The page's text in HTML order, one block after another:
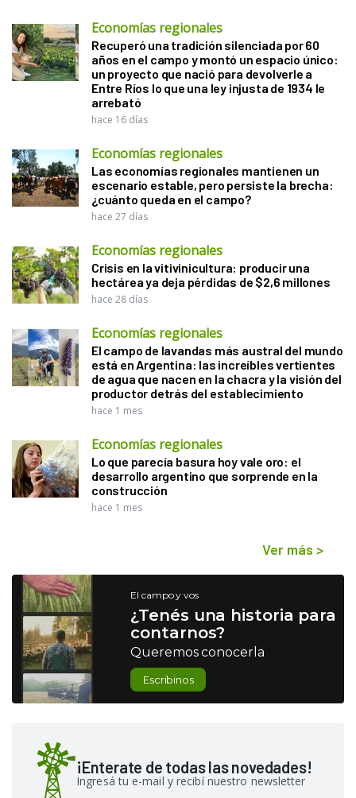
Economías regionales
Recuperó una tradición silenciada por 60
años en el campo y montó un espacio único:
un proyecto que nació para devolverle a
Entre Ríos lo que una ley injusta de 1934 le
arrebató
hace 16 días
Economías regionales
Las economías regionales mantienen un
escenario estable, pero persiste la brecha:
¿cuánto queda en el campo?
hace 27 días
Economías regionales
Crisis en la vitivinicultura: producir una
hectárea ya deja pérdidas de $2,6 millones
hace 28 días
Economías regionales
El campo de lavandas más austral del mundo
está en Argentina: las increíbles vertientes
de agua que nacen en la chacra y la visión del
productor detrás del establecimiento
hace 1 mes
Economías regionales
Lo que parecía basura hoy vale oro: el
desarrollo argentino que sorprende en la
construcción
hace 1 mes
Ver más >
El campo y vos
¿Tenés una historia para
contarnos?
Queremos conocerla
Escribinos
¡Enterate de todas las novedades!
Ingresá tu e-mail y recibí nuestro newsletter